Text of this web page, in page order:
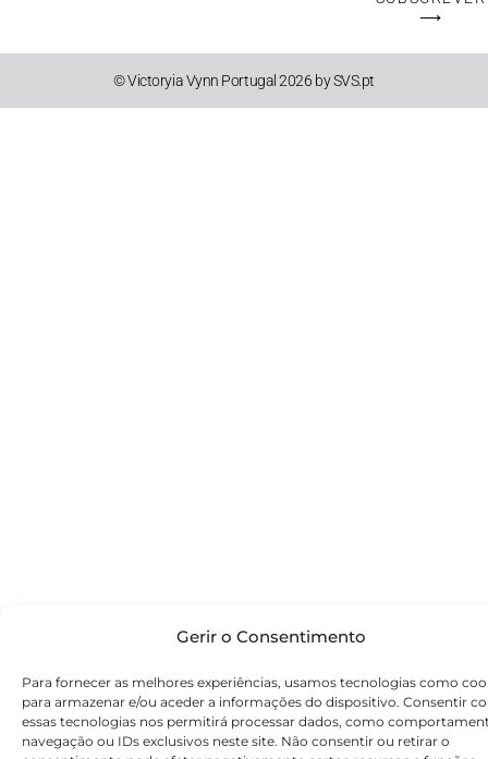
Gerir o Consentimento
Para fornecer as melhores experiências, usamos tecnologias como
para armazenar e/ou aceder a informações do dispositivo. Consentir
essas tecnologias nos permitirá processar dados, como
navegação ou IDs exclusivos neste site. Não consentir ou retirar o
⟶
© Victoryia Vynn Portugal 2026 by SVS.pt